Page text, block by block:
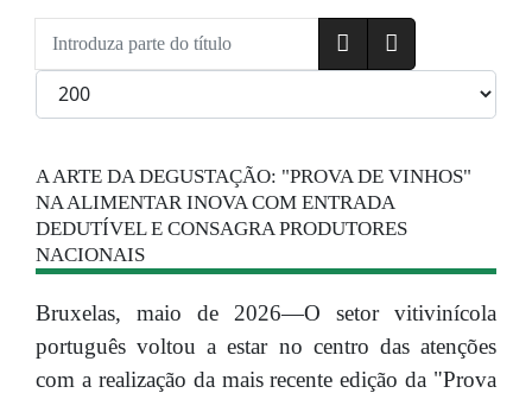
Introduza parte do título
Qtd. a exibir
A ARTE DA DEGUSTAÇÃO: "PROVA DE VINHOS"
NA ALIMENTAR INOVA COM ENTRADA
DEDUTÍVEL E CONSAGRA PRODUTORES
NACIONAIS
Bruxelas, maio de 2026—O setor vitivinícola
português voltou a estar no centro das atenções
com a realização da mais recente edição da "Prova